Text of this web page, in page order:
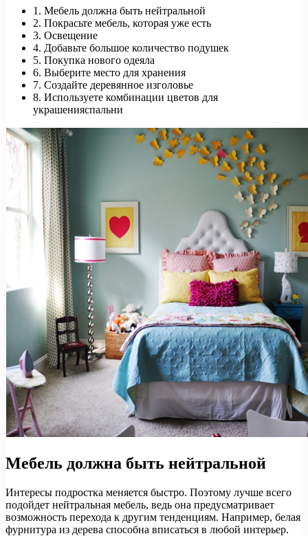
1. Мебель должна быть нейтральной
2. Покрасьте мебель, которая уже есть
3. Освещение
4. Добавьте большое количество подушек
5. Покупка нового одеяла
6. Выберите место для хранения
7. Создайте деревянное изголовье
8. Используете комбинации цветов для
украшенияспальни
Мебель должна быть нейтральной
Интересы подростка меняется быстро. Поэтому лучше всего
подойдет нейтральная мебель, ведь она предусматривает
возможность перехода к другим тенденциям. Например, белая
фурнитура из дерева способна вписаться в любой интерьер.